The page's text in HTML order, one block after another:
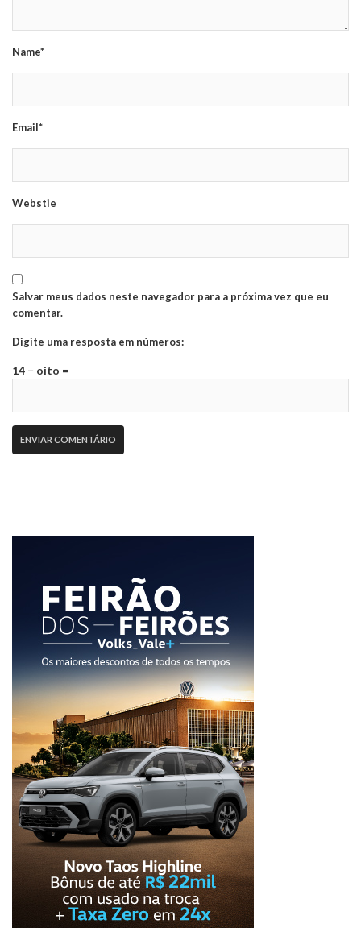
Name*
Email*
Webstie
Salvar meus dados neste navegador para a próxima vez que eu
comentar.
Digite uma resposta em números:
14 − oito =